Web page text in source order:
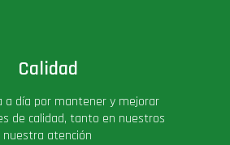
Calidad
a día por mantener y mejorar
de calidad, tanto en nuestros
atención